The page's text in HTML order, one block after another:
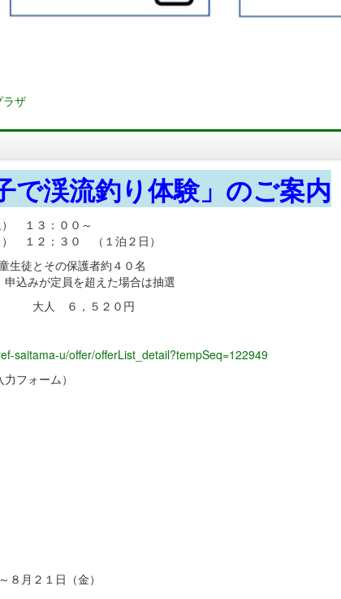
ラザ
で渓流釣り体験」のご案内
１３：００～
０ （１泊２日）
とその保護者約４０名
員を超えた場合は抽選
大人 ６，５２０円
saitama-u/offer/offerList_detail?tempSeq=122949
ォーム）
月２１日（金）